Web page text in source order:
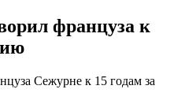
француза к
Сежурне к 15 годам за